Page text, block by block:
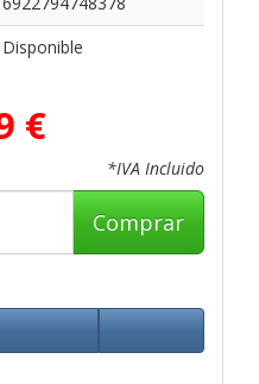
Disponible
€
*IVA Incluido
Comprar